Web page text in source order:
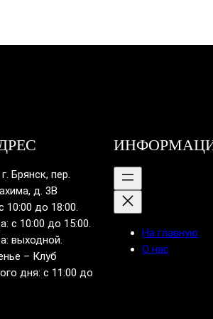
Брянск, пер.
д. 3В
10:00 до 18:00.
с 10:00 до 15:00.
выходной.
– Клуб
дня: с 11:00 до
На главную
О нас